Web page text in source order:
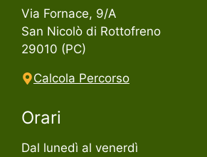
Via Fornace, 9/A
San Nicolò di Rottofreno
29010 (PC)
Calcola Percorso
Orari
Dal lunedì al venerdì